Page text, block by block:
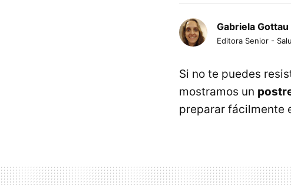
Gabriela Gottau
Editora Senior -
Si no te puedes
mostramos un
preparar fácilmente